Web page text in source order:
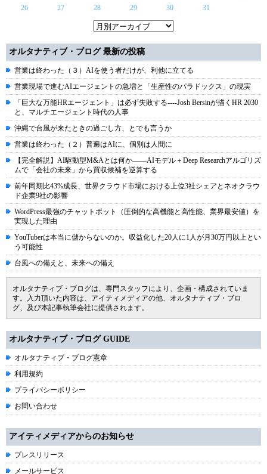
26
27 28 29 30 31
オルタナティブ・ブログ 最新の投稿
営業は終わった（３）AIを使う者だけが、利他に立てる
営業現場で進むAIエージェントの急増と「生産性のパラドックス」の現実
「巨大な万能HRエージェント」は必ず失敗する----Josh Bersinが描くHR 2030
と、マルチエージェント時代の人事
沖縄で台風が来たときの過ごし方、とでも言うか
営業は終わった（２）普遍はAIに、個別は人間に
【完全解説】AI駆動型M&Aとは何か――AIモデル＋Deep Researchアルゴリズ
ムで「会社の未来」から買収候補を逆算する
前年同期比43%成長、世界クラウド市場における上位3社シェアとネオクラウ
ド企業9社の影響
WordPress最強のチャットボット（圧倒的な高機能と高性能、業界最安値）を
実現した理由
YouTuberは本当に儲からないのか。収益化した20人に1人が月30万円以上とい
う可能性
台風への備えと、未来への備え
オルタナティブ・ブログは、専門スタッフにより、企画・構成されていま
す。入力頂いた内容は、アイティメディアの他、オルタナティブ・ブロ
グ、及び本記事執筆会社に提供されます。
オルタナティブ・ブログ GUIDE
オルタナティブ・ブログ憲章
利用規約
プライバシーポリシー
お問い合わせ
アイティメディアからのお知らせ
プレスリリース
メールサービス